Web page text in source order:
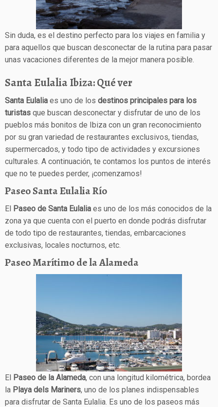
Sin duda, es el destino perfecto para los viajes en familia y
para aquellos que buscan desconectar de la rutina para pasar
unas vacaciones diferentes de la mejor manera posible.
Santa Eulalia Ibiza: Qué ver
Santa Eulalia es uno de los destinos principales para los
turistas que buscan desconectar y disfrutar de uno de los
pueblos más bonitos de Ibiza con un gran reconocimiento
por su gran variedad de restaurantes exclusivos, tiendas,
supermercados, y todo tipo de actividades y excursiones
culturales. A continuación, te contamos los puntos de interés
que no te puedes perder, ¡comenzamos!
Paseo Santa Eulalia Río
El Paseo de Santa Eulalia es uno de los más conocidos de la
zona ya que cuenta con el puerto en donde podrás disfrutar
de todo tipo de restaurantes, tiendas, embarcaciones
exclusivas, locales nocturnos, etc.
Paseo Marítimo de la Alameda
El Paseo de la Alameda, con una longitud kilométrica, bordea
la Playa dels Mariners, uno de los planes indispensables
para disfrutar de Santa Eulalia. Es uno de los paseos más